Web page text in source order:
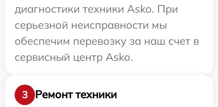
диагностики техники Asko. При
серьезной неисправности мы
обеспечим перевозку за наш счет в
сервисный центр Asko.
3 Ремонт техники